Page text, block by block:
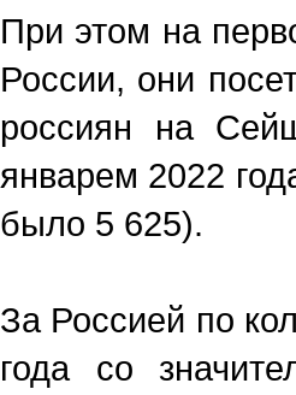
При этом на
России, они
россиян на
январем 2022
было 5 625).
За Россией по
года со